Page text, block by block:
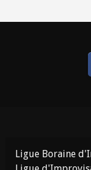
Ligue Boraine